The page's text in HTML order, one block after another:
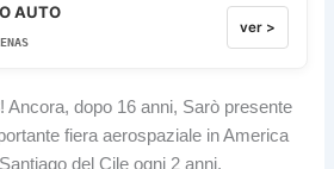
AUTO
ver >
Ancora, dopo 16 anni, Sarò presente
fiera aerospaziale in America
del Cile ogni 2 anni.